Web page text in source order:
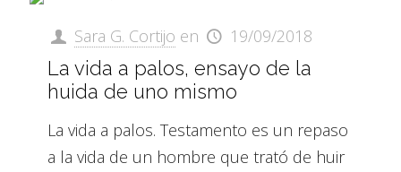
Sara G. Cortijo en 19/09/2018
La vida a palos, ensayo de la
huida de uno mismo
La vida a palos. Testamento es un repaso
a la vida de un hombre que trató de huir